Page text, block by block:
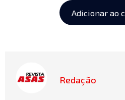
Adicionar ao
Redação